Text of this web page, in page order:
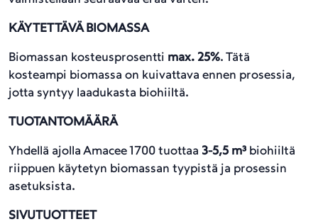
KÄYTETTÄVÄ BIOMASSA
Biomassan kosteusprosentti max. 25%. Tätä
kosteampi biomassa on kuivattava ennen prosessia,
jotta syntyy laadukasta biohiiltä.
TUOTANTOMÄÄRÄ
Yhdellä ajolla Amacee 1700 tuottaa 3-5,5 m³biohiiltä
riippuen käytetyn biomassan tyypistä ja prosessin
asetuksista.
SIVUTUOTTEET